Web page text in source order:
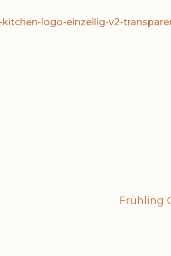
Frühling